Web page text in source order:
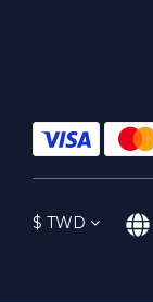
$ TWD